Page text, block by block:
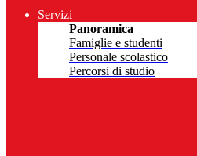
Servizi
Panoramica
Famiglie e studenti
Personale scolastico
Percorsi di studio